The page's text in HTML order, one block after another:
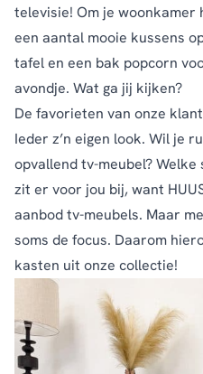
televisie! Om je woonkamer
een aantal mooie kussens
tafel en een bak popcorn
avondje. Wat ga jij kijken?
De favorieten van onze
­Ieder z’n eigen look. Wil je
opvallend tv-meubel?
zit er voor jou bij, want
aanbod tv-meubels. Maar
soms de focus. Daarom
kasten uit onze collectie!